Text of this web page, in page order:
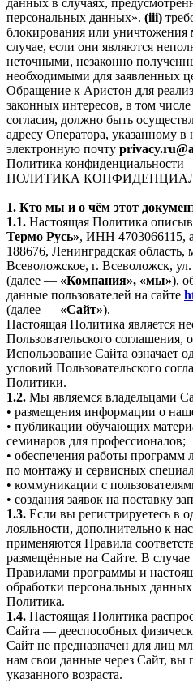
данных в случаях,
персональных данных». (iii)
блокирования или
случае, если они являются
неточными, незаконно
необходимыми для заявленных
Обращение к Аристон для
законных интересов, в том
согласия, должно быть
адресу Оператора, указанному в
электронную почту
Политика конфиденциальности
ПОЛИТИКА
1. Кто мы и о чём этот
1.1. Настоящая Политика
Термо Русь», ИНН 4703066115,
188676, Ленинградская
Всеволожское, г. Всеволожск,
(далее — «Компания», «мы»),
данные пользователей на сайте
(далее — «Сайт»).
Настоящая Политика является
Пользовательского соглашения,
Использование Сайта означает
условий Пользовательского
Политики.
1.2. Мы являемся владельцами
• размещения информации о
• публикации обучающих
семинаров для профессионалов;
• обеспечения работы программ
по монтажу и сервисных
• коммуникации с
• создания заявок на поставку
1.3. Если вы регистрируетесь в
лояльности, дополнительно к
применяются Правила
размещённые на Сайте. В
Правилами программы и
обработки персональных
Политика.
1.4. Настоящая Политика
Сайта — дееспособных
Сайт не предназначен для лиц
нам свои данные через Сайт, вы
указанного возраста.